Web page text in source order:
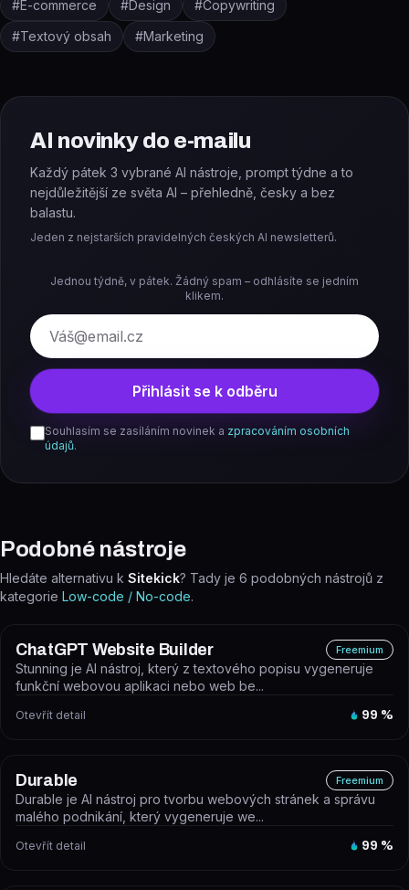
#E-commerce #Design #Copywriting
#Textový obsah #Marketing
AI novinky do e-mailu
Každý pátek 3 vybrané AI nástroje, prompt týdne a to
nejdůležitější ze světa AI – přehledně, česky a bez
balastu.
Jeden z nejstarších pravidelných českých AI newsletterů.
Jednou týdně, v pátek. Žádný spam – odhlásíte se jedním
klikem.
E-mail
Přihlásit se k odběru
Souhlasím se zasíláním novinek a zpracováním osobních
údajů.
Podobné nástroje
Hledáte alternativu k Sitekick? Tady je 6 podobných nástrojů z
kategorie Low-code / No-code.
ChatGPT Website Builder Freemium
Stunning je AI nástroj, který z textového popisu vygeneruje
funkční webovou aplikaci nebo web be...
Otevřít detail 99 %
Durable Freemium
Durable je AI nástroj pro tvorbu webových stránek a správu
malého podnikání, který vygeneruje we...
Otevřít detail 99 %